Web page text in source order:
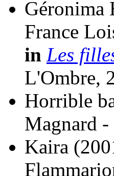
Géronima
France
in Les
L'Ombre,
Horrible
Magnard -
Kaira